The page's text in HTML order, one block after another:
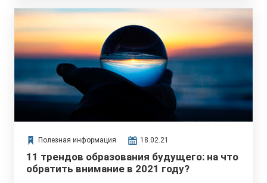
вклад в доброе дело, в которое верю всей душой.
Полезная информация 18.02.21
11 трендов образования будущего: на что
обратить внимание в 2021 году?